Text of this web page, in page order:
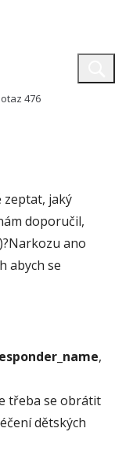
476
zeptat, jaký
doporučil,
ano
abych se
,
třeba se obrátit
dětských